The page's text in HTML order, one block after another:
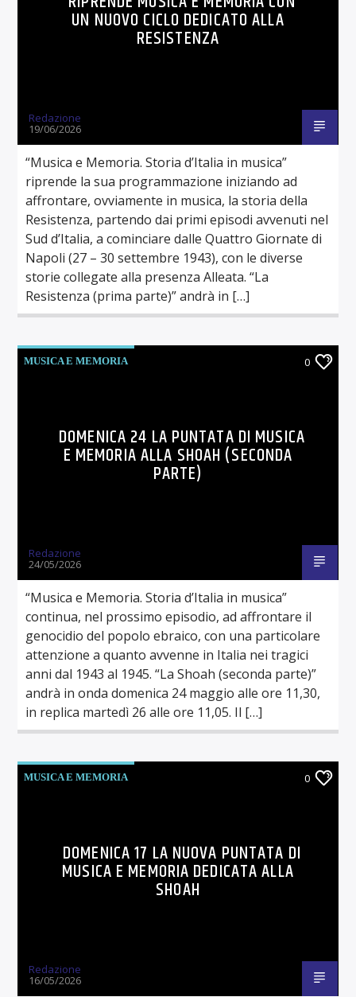
UN NUOVO CICLO DEDICATO ALLA
RESISTENZA
Redazione
19/06/2026
“Musica e Memoria. Storia d’Italia in musica”
riprende la sua programmazione iniziando ad
affrontare, ovviamente in musica, la storia della
Resistenza, partendo dai primi episodi avvenuti nel
Sud d’Italia, a cominciare dalle Quattro Giornate di
Napoli (27 – 30 settembre 1943), con le diverse
storie collegate alla presenza Alleata. “La
Resistenza (prima parte)” andrà in […]
MUSICA E MEMORIA 0
DOMENICA 24 LA PUNTATA DI MUSICA
E MEMORIA ALLA SHOAH (SECONDA
PARTE)
Redazione
24/05/2026
“Musica e Memoria. Storia d’Italia in musica”
continua, nel prossimo episodio, ad affrontare il
genocidio del popolo ebraico, con una particolare
attenzione a quanto avvenne in Italia nei tragici
anni dal 1943 al 1945. “La Shoah (seconda parte)”
andrà in onda domenica 24 maggio alle ore 11,30,
in replica martedì 26 alle ore 11,05. Il […]
MUSICA E MEMORIA 0
DOMENICA 17 LA NUOVA PUNTATA DI
MUSICA E MEMORIA DEDICATA ALLA
SHOAH
Redazione
16/05/2026